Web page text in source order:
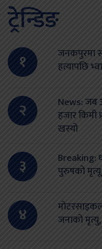
ट्रेन्डिङ
१
जनकपुरमा
हत्यापछि
२
News: जब
हजार किमी
खस्यो
३
Breaking:
पुरुषको
४
जनाको